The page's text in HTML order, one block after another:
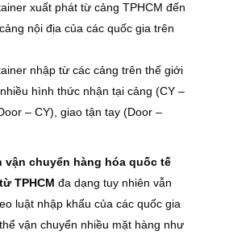
xuất phát từ cảng TPHCM đến
nội địa của các quốc gia trên
nhập từ các cảng trên thế giới
hình thức nhận tại cảng (CY –
– CY), giao tận tay (Door –
vận chuyển hàng hóa quốc tế
TPHCM đa dạng tuy nhiên vẫn
luật nhập khẩu của các quốc gia
vận chuyển nhiều mặt hàng như